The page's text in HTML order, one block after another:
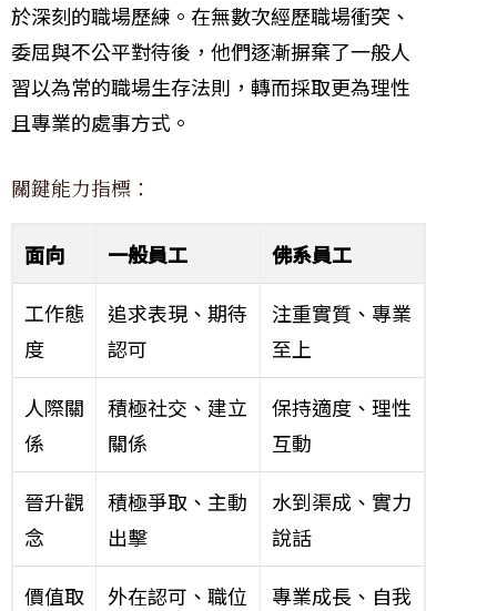
於深刻的職場歷練。在無數次經歷職場衝突、
委屈與不公平對待後，他們逐漸摒棄了一般人
習以為常的職場生存法則，轉而採取更為理性
且專業的處事方式。
關鍵能力指標：
面向 一般員工 佛系員工
工作態
度
追求表現、期待
認可
注重實質、專業
至上
人際關
係
積極社交、建立
關係
保持適度、理性
互動
晉升觀
念
積極爭取、主動
出擊
水到渠成、實力
說話
價值取
外在認可、職位
專業成長、自我